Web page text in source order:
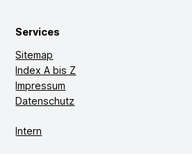
Services
Sitemap
Index A bis Z
Impressum
Datenschutz
Intern